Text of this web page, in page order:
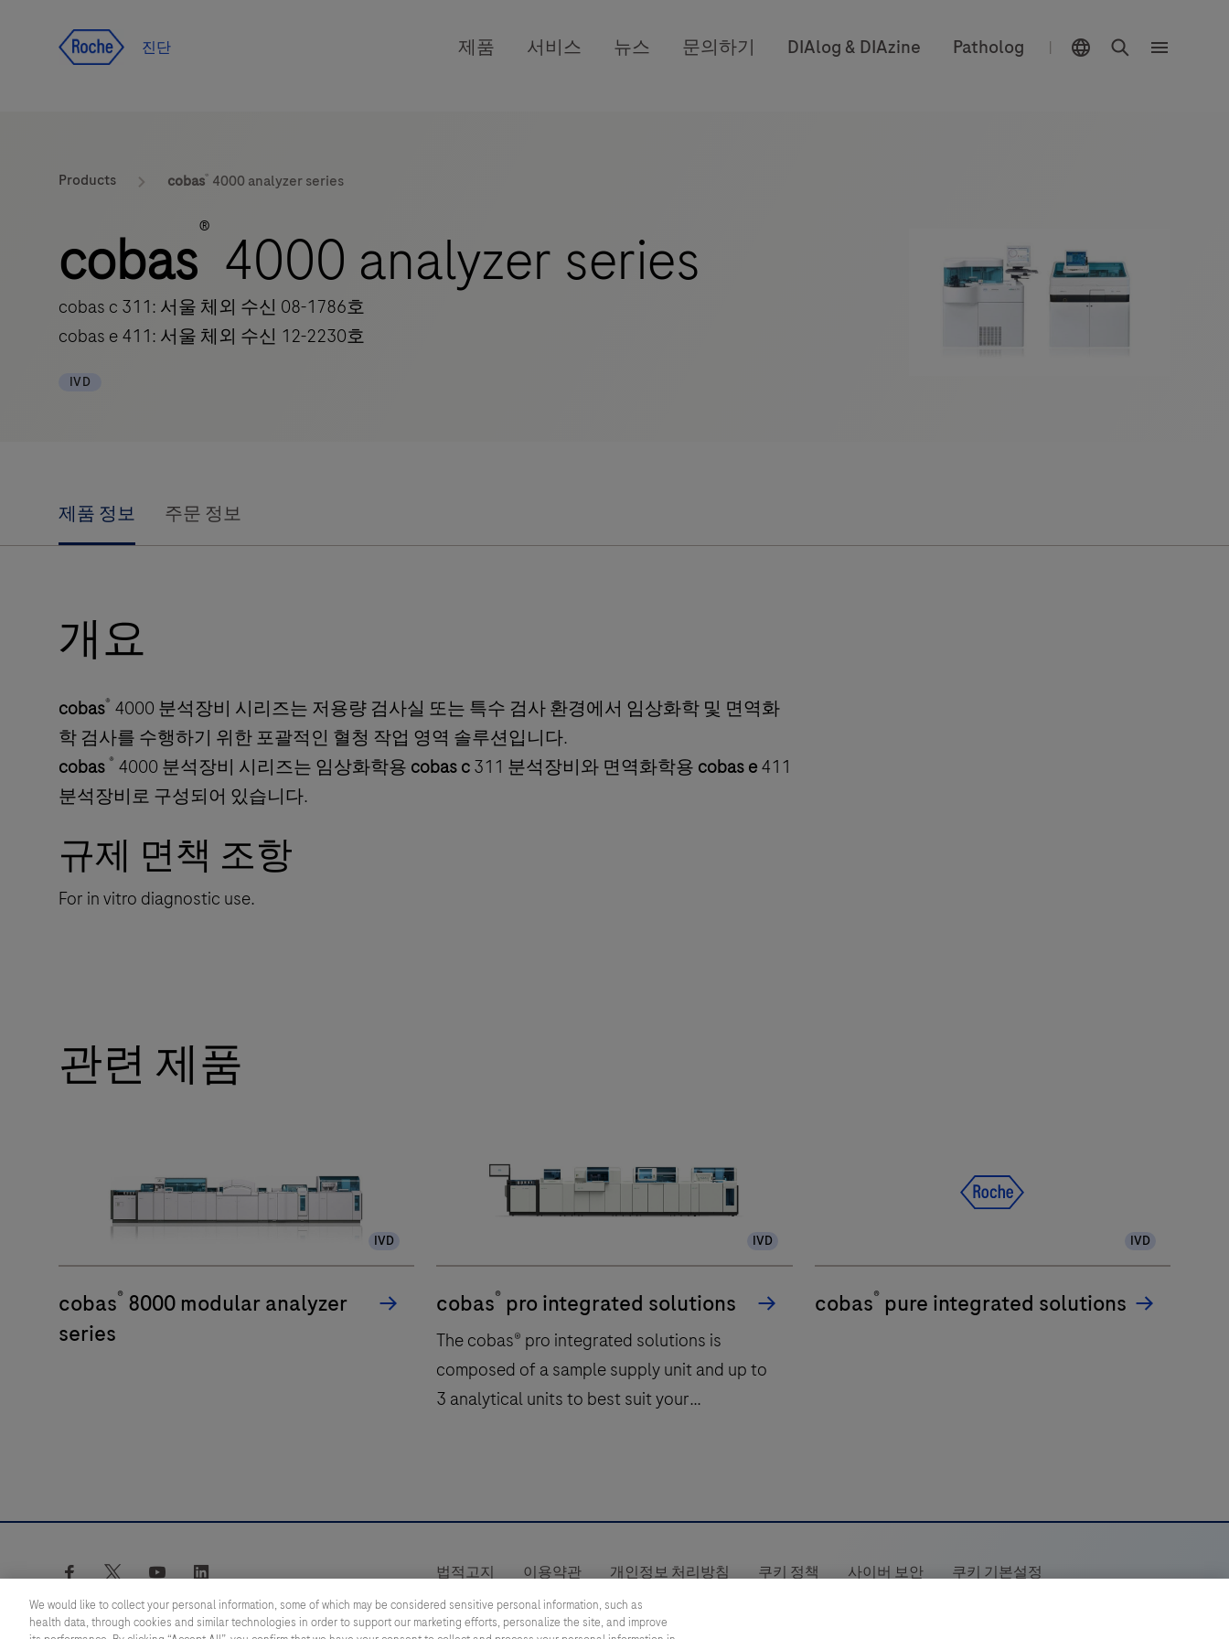
진단 제품 서비스 뉴스 문의하기 DIAlog & DIAzine Patholog |
Products cobas® 4000 analyzer series
cobas® 4000 analyzer series
cobas c 311: 서울 체외 수신 08-1786호
cobas e 411: 서울 체외 수신 12-2230호
IVD
제품 정보 주문 정보
개요
cobas® 4000 분석장비 시리즈는 저용량 검사실 또는 특수 검사 환경에서 임상화학 및 면역화
학 검사를 수행하기 위한 포괄적인 혈청 작업 영역 솔루션입니다.
cobas ® 4000 분석장비 시리즈는 임상화학용 cobas c311 분석장비와 면역화학용 cobas e411
분석장비로 구성되어 있습니다.
규제 면책 조항
For in vitro diagnostic use.
관련 제품
IVD
cobas® 8000 modular analyzer
series
IVD
cobas® pro integrated solutions
The cobas® pro integrated solutions is
composed of a sample supply unit and up to
3 analytical units to best suit your
It allows continuous loading and unloading of
reader and a dedicated port for STAT
samples.ISE analytical unitThe ISE analytical
unit measures the concentration of sodium
cobas®
integrated
solutions
is
IVD
cobas®pure integrated solutions
facebook twitter youtube 법적고지 이용약관 개인정보 처리방침 쿠키 정책 사이버 보안
쿠키 기본설정
제품 안전성 정보
SOUTH KOREA
We would like to collect your personal information, some of which may be considered sensitive personal information, such as
health data, through cookies and similar technologies in order to support our marketing efforts, personalize the site, and improve